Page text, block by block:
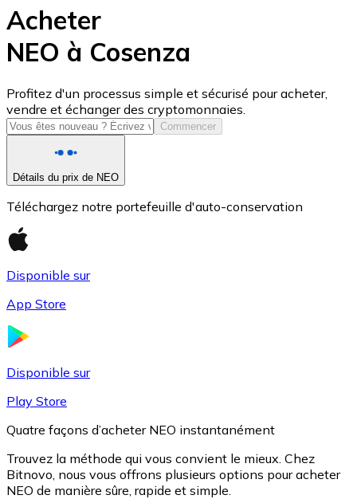
USD Coin
USDC
Acheter
NEO à Cosenza
Profitez d'un processus simple et sécurisé pour acheter,
vendre et échanger des cryptomonnaies.
Commencer
Détails du prix de NEO
Téléchargez notre portefeuille d'auto-conservation
Disponible sur
App Store
Disponible sur
Play Store
Quatre façons d’acheter NEO instantanément
Trouvez la méthode qui vous convient le mieux. Chez
Bitnovo, nous vous offrons plusieurs options pour acheter
NEO de manière sûre, rapide et simple.